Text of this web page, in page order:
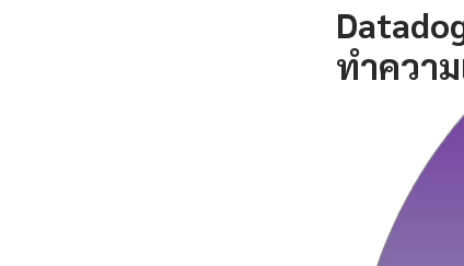
ทำควา